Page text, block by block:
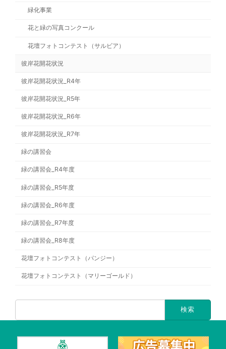
緑化事業
花と緑の写真コンクール
花壇フォトコンテスト（サルビア）
彼岸花開花状況
彼岸花開花状況_R4年
彼岸花開花状況_R5年
彼岸花開花状況_R6年
彼岸花開花状況_R7年
緑の講習会
緑の講習会_R4年度
緑の講習会_R5年度
緑の講習会_R6年度
緑の講習会_R7年度
緑の講習会_R8年度
花壇フォトコンテスト（パンジー）
花壇フォトコンテスト（マリーゴールド）